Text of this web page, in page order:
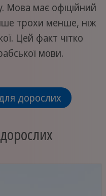
Мова має офіційний
трохи менше, ніж
Цей факт чітко
мови.
дорослих